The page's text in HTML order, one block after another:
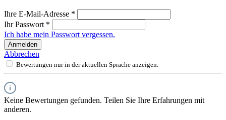
Ihre E-Mail-Adresse *
Ihr Passwort *
Ich habe mein Passwort vergessen.
Anmelden
Abbrechen
Bewertungen nur in der aktuellen Sprache anzeigen.
Keine Bewertungen gefunden. Teilen Sie Ihre Erfahrungen mit
anderen.